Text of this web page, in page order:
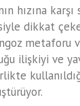
hızına
dikkat
metaforu
ilişkiyi ve